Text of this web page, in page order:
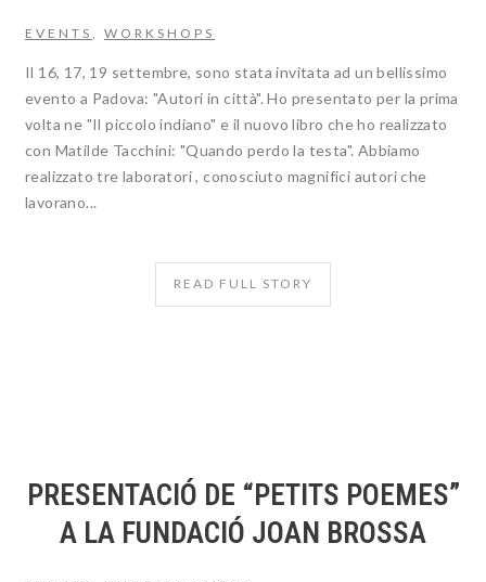
EVENTS , WORKSHOPS
Il 16, 17, 19 settembre, sono stata invitata ad un bellissimo
evento a Padova: "Autori in città". Ho presentato per la prima
volta ne "Il piccolo indiano" e il nuovo libro che ho realizzato
con Matilde Tacchini: "Quando perdo la testa". Abbiamo
realizzato tre laboratori , conosciuto magnifici autori che
lavorano...
READ FULL STORY
PRESENTACIÓ DE “PETITS POEMES”
A LA FUNDACIÓ JOAN BROSSA